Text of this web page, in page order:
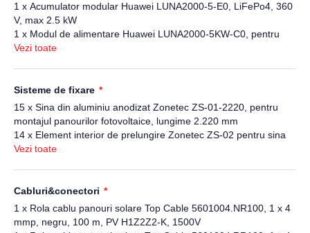
1 x Acumulator modular Huawei LUNA2000-5-E0, LiFePo4, 360
V, max 2.5 kW
1 x Modul de alimentare Huawei LUNA2000-5KW-C0, pentru
acumulatori LiFePo4 de 5 kWh
Vezi toate
Sisteme de fixare
15 x Sina din aluminiu anodizat Zonetec ZS-01-2220, pentru
montajul panourilor fotovoltaice, lungime 2.220 mm
14 x Element interior de prelungire Zonetec ZS-02 pentru sina
din aluminiu ZS-01-2220, 150 mm
8 x Clema de capat Zonetec ZS-06-30/40 pentru panouri
fotovoltaice cu grosime 30-40 mm
24 x Clema de camp Zonetec ZS-05-30/40 pentru panouri
Vezi toate
Cabluri&conectori
1 x Rola cablu panouri solare Top Cable 5601004.NR100, 1 x 4
mmp, negru, 100 m, PV H1Z2Z2-K, 1500V